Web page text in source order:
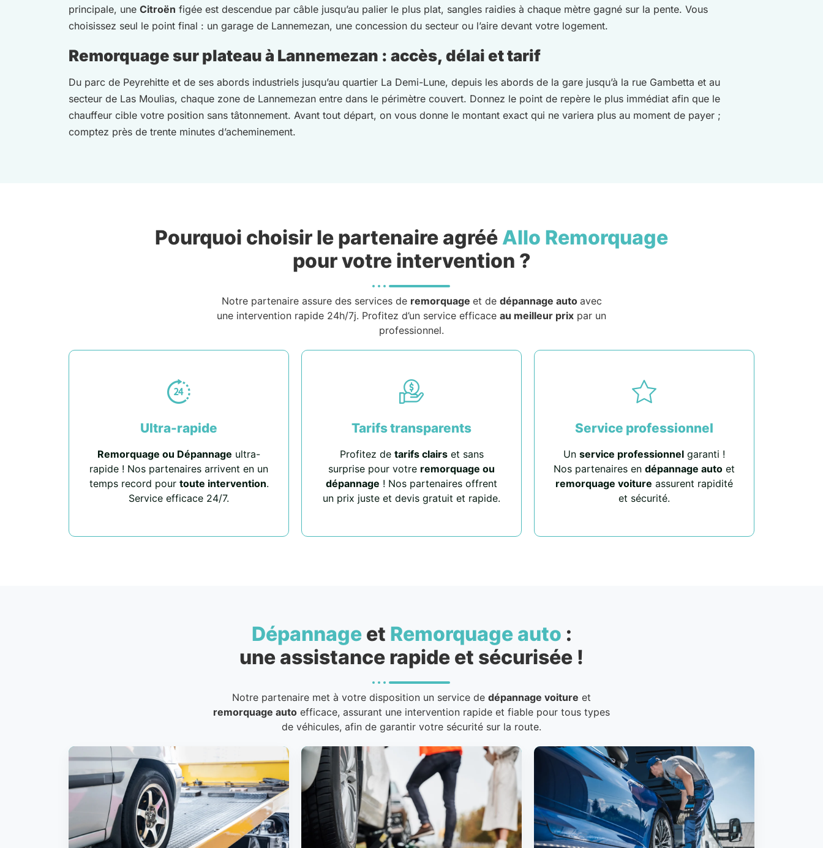
principale, une Citroën figée est descendue par câble jusqu’au palier le plus plat, sangles raidies à chaque mètre gagné sur la pente. Vous
choisissez seul le point final : un garage de Lannemezan, une concession du secteur ou l’aire devant votre logement.
Remorquage sur plateau à Lannemezan : accès, délai et tarif
Du parc de Peyrehitte et de ses abords industriels jusqu’au quartier La Demi-Lune, depuis les abords de la gare jusqu’à la rue Gambetta et au
secteur de Las Moulias, chaque zone de Lannemezan entre dans le périmètre couvert. Donnez le point de repère le plus immédiat afin que le
chauffeur cible votre position sans tâtonnement. Avant tout départ, on vous donne le montant exact qui ne variera plus au moment de payer ;
comptez près de trente minutes d’acheminement.
Pourquoi choisir le partenaire agréé Allo Remorquage
pour votre intervention ?
Notre partenaire assure des services de remorquage et de dépannage auto avec
une intervention rapide 24h/7j. Profitez d’un service efficace au meilleur prix par un
professionnel.
Ultra-rapide
Remorquage ou Dépannage ultra-
rapide ! Nos partenaires arrivent en un
temps record pour toute intervention.
Service efficace 24/7.
Tarifs transparents
Profitez de tarifs clairset sans
surprise pour votre remorquage ou
dépannage ! Nos partenaires offrent
un prix juste et devis gratuit et rapide.
Service professionnel
Un service professionnel garanti !
Nos partenaires en dépannage auto et
remorquage voiture assurent rapidité
et sécurité.
Dépannageet Remorquage auto :
une assistance rapide et sécurisée !
Notre partenaire met à votre disposition un service de dépannage voiture et
remorquage auto efficace, assurant une intervention rapide et fiable pour tous types
de véhicules, afin de garantir votre sécurité sur la route.